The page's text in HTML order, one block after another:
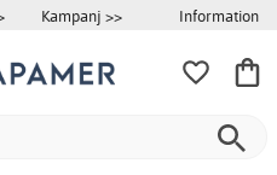
Kampanj >> Information